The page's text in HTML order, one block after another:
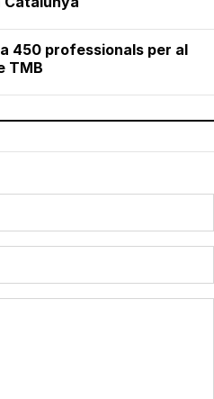
450 professionals per al
TMB